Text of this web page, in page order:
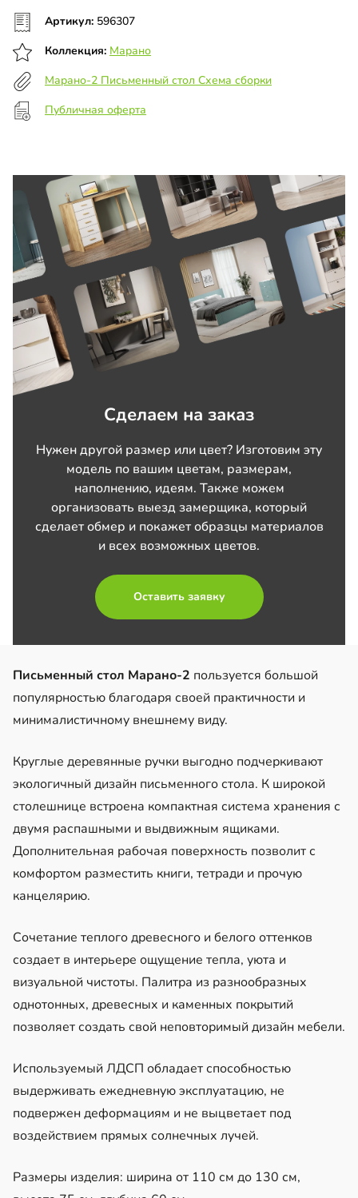
Артикул: 596307
Коллекция: Марано
Марано-2 Письменный стол Схема сборки
Публичная оферта
Сделаем на заказ
Нужен другой размер или цвет? Изготовим эту
модель по вашим цветам, размерам,
наполнению, идеям. Также можем
организовать выезд замерщика, который
сделает обмер и покажет образцы материалов
и всех возможных цветов.
Оставить заявку
Письменный стол Марано-2 пользуется большой
популярностью благодаря своей практичности и
минималистичному внешнему виду.
Круглые деревянные ручки выгодно подчеркивают
экологичный дизайн письменного стола. К широкой
столешнице встроена компактная система хранения с
двумя распашными и выдвижным ящиками.
Дополнительная рабочая поверхность позволит с
комфортом разместить книги, тетради и прочую
канцелярию.
Сочетание теплого древесного и белого оттенков
создает в интерьере ощущение тепла, уюта и
визуальной чистоты. Палитра из разнообразных
однотонных, древесных и каменных покрытий
позволяет создать свой неповторимый дизайн мебели.
Используемый ЛДСП обладает способностью
выдерживать ежедневную эксплуатацию, не
подвержен деформациям и не выцветает под
воздействием прямых солнечных лучей.
Размеры изделия: ширина от 110 см до 130 см,